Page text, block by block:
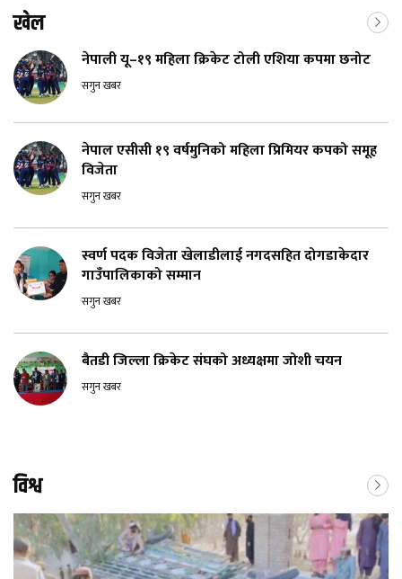
खेल
नेपाली यू–१९ महिला क्रिकेट टोली एशिया कपमा छनोट
सगुन खबर
नेपाल एसीसी १९ वर्षमुनिको महिला प्रिमियर कपको समूह
विजेता
सगुन खबर
स्वर्ण पदक विजेता खेलाडीलाई नगदसहित दोगडाकेदार
गाउँपालिकाको सम्मान
सगुन खबर
बैतडी जिल्ला क्रिकेट संघको अध्यक्षमा जोशी चयन
सगुन खबर
विश्व